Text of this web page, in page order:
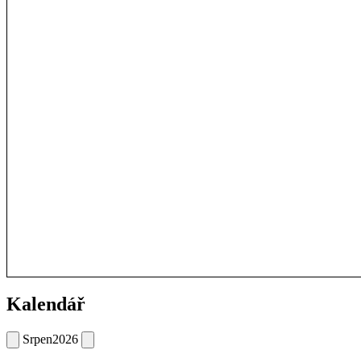
Kalendář
Srpen2026